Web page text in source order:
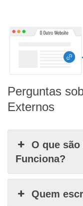
Perguntas
Externos
O que
Funciona?
Quem